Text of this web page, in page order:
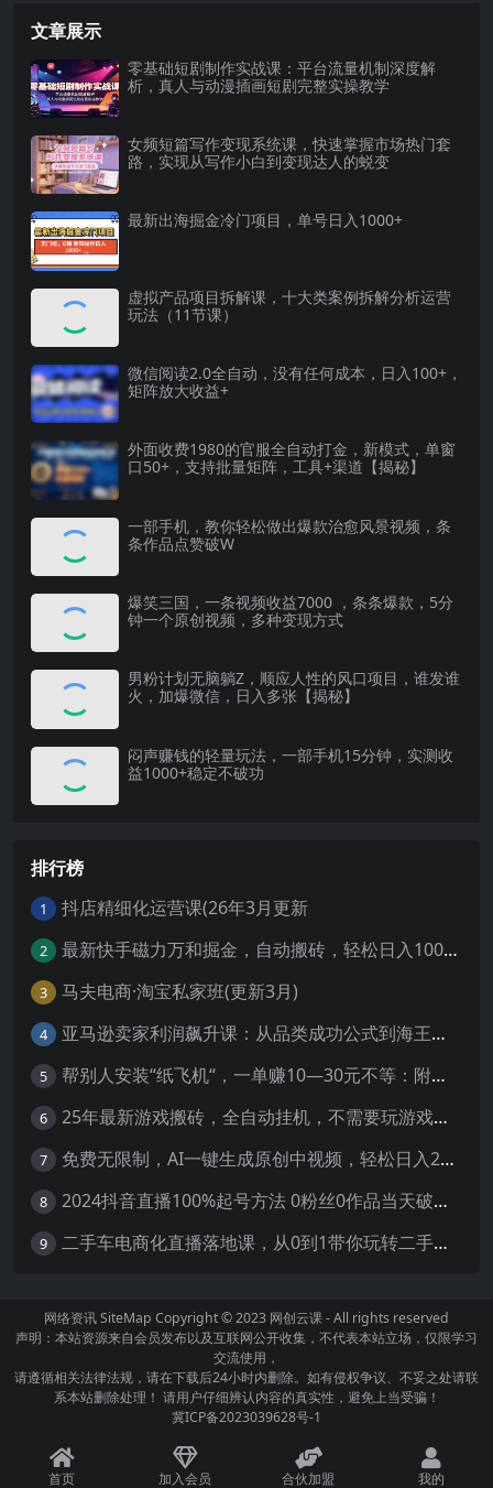
文章展示
零基础短剧制作实战课：平台流量机制深度解
析，真人与动漫插画短剧完整实操教学
女频短篇写作变现系统课，快速掌握市场热门套
路，实现从写作小白到变现达人的蜕变
最新出海掘金冷门项目，单号日入1000+
虚拟产品项目拆解课，十大类案例拆解分析运营
玩法（11节课）
微信阅读2.0全自动，没有任何成本，日入100+，
矩阵放大收益+
外面收费1980的官服全自动打金，新模式，单窗
口50+，支持批量矩阵，工具+渠道【揭秘】
一部手机，教你轻松做出爆款治愈风景视频，条
条作品点赞破W
爆笑三国，一条视频收益7000 ，条条爆款，5分
钟一个原创视频，多种变现方式
男粉计划无脑躺Z，顺应人性的风口项目，谁发谁
火，加爆微信，日入多张【揭秘】
闷声赚钱的轻量玩法，一部手机15分钟，实测收
益1000+稳定不破功
排行榜
1 抖店精细化运营课(26年3月更新
2 最新快手磁力万和掘金，自动搬砖，轻松日入100-200，操作简单
3 马夫电商·淘宝私家班(更新3月)
4 亚马逊卖家利润飙升课：从品类成功公式到海王打法，让每个SKU都成爆款一路飙升(更新26年3月
5 帮别人安装“纸飞机“，一单赚10—30元不等：附：免费节点
6 25年最新游戏搬砖，全自动挂机，不需要玩游戏，单手机操作日入300+
7 免费无限制，AI一键生成原创中视频，轻松日入2000+，超简单，可矩阵，…
8 2024抖音直播100%起号方法 0粉丝0作品当天破千人在线 多种变现方式
9 二手车电商化直播落地课，从0到1带你玩转二手车直播
网络资讯SiteMap Copyright © 2023 网创云课- All rights reserved
声明：本站资源来自会员发布以及互联网公开收集，不代表本站立场，仅限学习
交流使用，
请遵循相关法律法规，请在下载后24小时内删除。如有侵权争议、不妥之处请联
系本站删除处理！ 请用户仔细辨认内容的真实性，避免上当受骗！
冀ICP备2023039628号-1
首页 加入会员 合伙加盟 我的